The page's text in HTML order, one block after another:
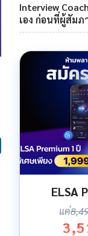
Interview
เอง ก่อนที่ผู้สัม
ELSA
แค่